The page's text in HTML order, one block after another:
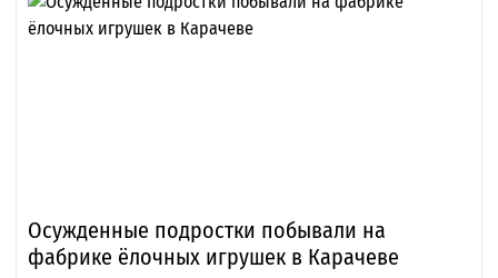
Осужденные подростки побывали на
фабрике ёлочных игрушек в Карачеве